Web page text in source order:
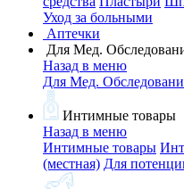
Уход за больными
Аптечки
Для Мед.
Назад в меню
Для Мед.
Интимные товары
Назад в меню
Интимные товары
(местная) Для